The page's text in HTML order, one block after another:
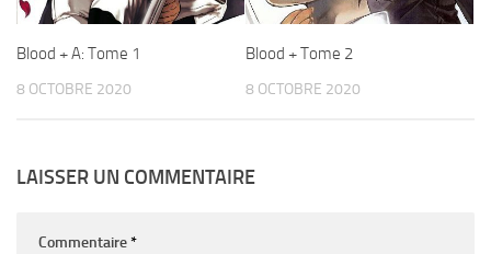
Blood + A: Tome 1
8 OCTOBRE 2020
Blood + Tome 2
8 OCTOBRE 2020
LAISSER UN COMMENTAIRE
Commentaire*